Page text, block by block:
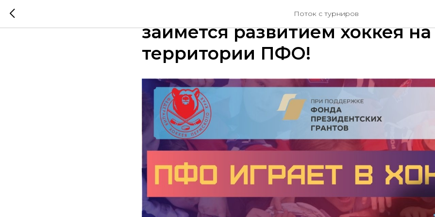
Поток с турниров
Федерация хоккея Пермского
займется развитием хоккея на
территории ПФО!